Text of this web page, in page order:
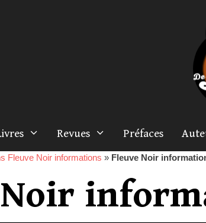
Revues Préfaces
Fleuve Noir informations » Fleuve Noir